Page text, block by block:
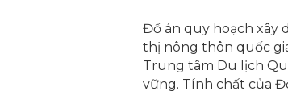
Đồ án quy hoạch xây
thị nông thôn quốc
Trung tâm Du lịch
vững. Tính chất của